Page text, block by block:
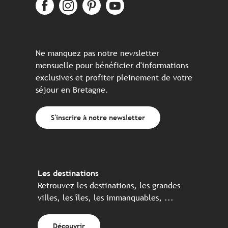
Ne manquez pas notre newsletter
mensuelle pour bénéficier d'informations
exclusives et profiter pleinement de votre
séjour en Bretagne.
S'inscrire à notre newsletter
Les destinations
Retrouvez les destinations, les grandes
villes, les îles, les immanquables, ...
Découvrir